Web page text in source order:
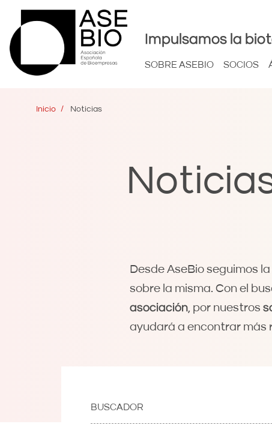
Impulsamos la
SOBRE ASEBIO SOCIOS
Inicio Noticias
Desde AseBio seguimos
sobre la misma. Con el
asociación, por nuestros
ayudará a encontrar más
BUSCADOR